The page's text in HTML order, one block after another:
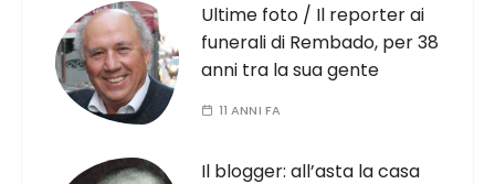
Ultime foto / Il reporter ai
funerali di Rembado, per 38
anni tra la sua gente
11 ANNI FA
Il blogger: all’asta la casa